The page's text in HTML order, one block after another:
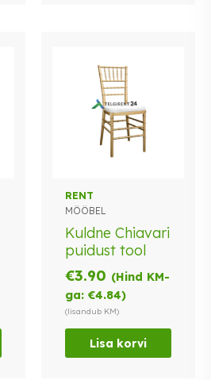
RENT
MÖÖBEL
Kuldne Chiavari
puidust tool
€3.90 (Hind KM-
ga:€4.84)
(lisandub KM)
Lisa korvi